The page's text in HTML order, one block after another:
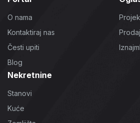
O nama
Kontaktiraj nas
Česti upiti
Blog
Nekretnine
Stanovi
Kuće